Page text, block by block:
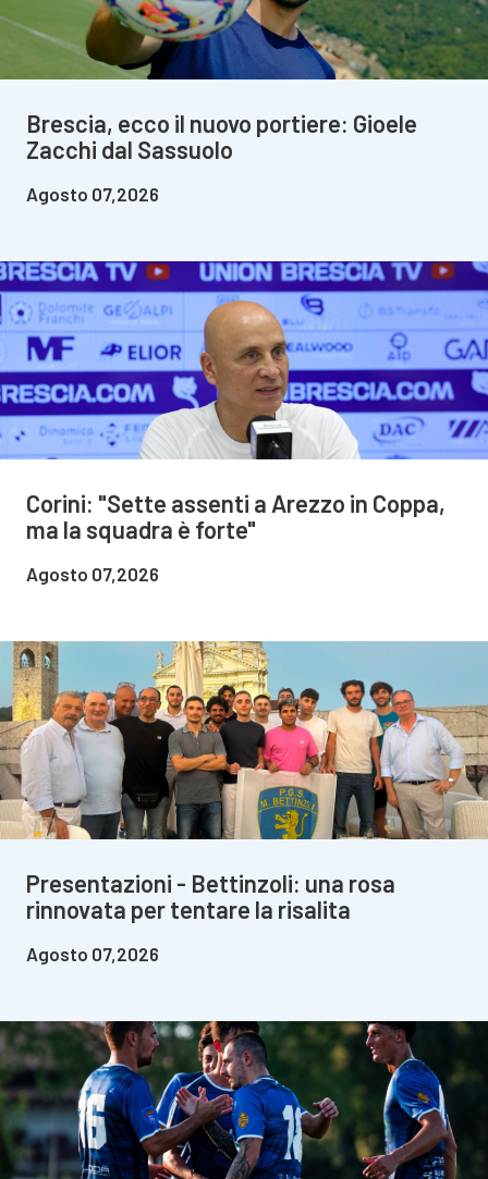
Brescia, ecco il nuovo portiere: Gioele
Zacchi dal Sassuolo
Agosto 07,2026
Corini: "Sette assenti a Arezzo in Coppa,
ma la squadra è forte"
Agosto 07,2026
Presentazioni - Bettinzoli: una rosa
rinnovata per tentare la risalita
Agosto 07,2026